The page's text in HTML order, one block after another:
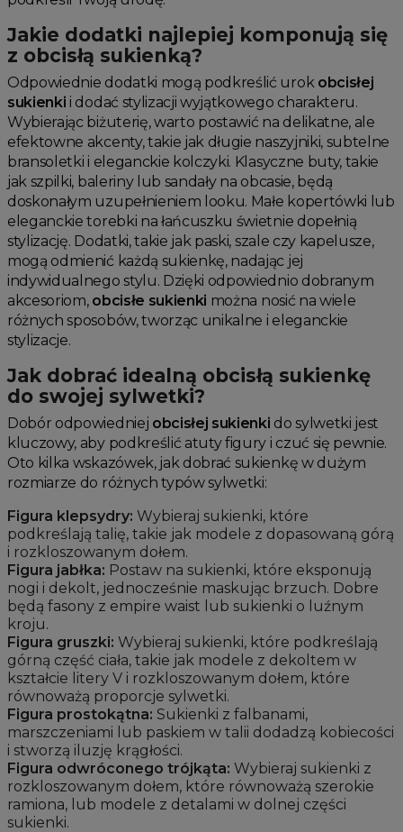
Jakie dodatki najlepiej komponują się
z obcisłą sukienką?
Odpowiednie dodatki mogą podkreślić urok obcisłej
sukienki i dodać stylizacji wyjątkowego charakteru.
Wybierając biżuterię, warto postawić na delikatne, ale
efektowne akcenty, takie jak długie naszyjniki, subtelne
bransoletki i eleganckie kolczyki. Klasyczne buty, takie
jak szpilki, baleriny lub sandały na obcasie, będą
doskonałym uzupełnieniem looku. Małe kopertówki lub
eleganckie torebki na łańcuszku świetnie dopełnią
stylizację. Dodatki, takie jak paski, szale czy kapelusze,
mogą odmienić każdą sukienkę, nadając jej
indywidualnego stylu. Dzięki odpowiednio dobranym
akcesoriom, obcisłe sukienki można nosić na wiele
różnych sposobów, tworząc unikalne i eleganckie
stylizacje.
Jak dobrać idealną obcisłą sukienkę
do swojej sylwetki?
Dobór odpowiedniej obcisłej sukienki do sylwetki jest
kluczowy, aby podkreślić atuty figury i czuć się pewnie.
Oto kilka wskazówek, jak dobrać sukienkę w dużym
rozmiarze do różnych typów sylwetki:
Figura klepsydry: Wybieraj sukienki, które
podkreślają talię, takie jak modele z dopasowaną górą
i rozkloszowanym dołem.
Figura jabłka: Postaw na sukienki, które eksponują
nogi i dekolt, jednocześnie maskując brzuch. Dobre
będą fasony z empire waist lub sukienki o luźnym
kroju.
Figura gruszki: Wybieraj sukienki, które podkreślają
górną część ciała, takie jak modele z dekoltem w
kształcie litery V i rozkloszowanym dołem, które
równoważą proporcje sylwetki.
Figura prostokątna: Sukienki z falbanami,
marszczeniami lub paskiem w talii dodadzą kobiecości
i stworzą iluzję krągłości.
Figura odwróconego trójkąta: Wybieraj sukienki z
rozkloszowanym dołem, które równoważą szerokie
ramiona, lub modele z detalami w dolnej części
sukienki.